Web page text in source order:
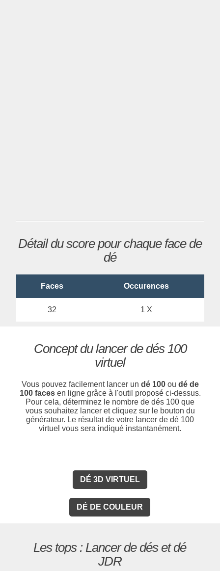
Détail du score pour chaque face de
dé
Faces Occurences
32 1 X
Concept du lancer de dés 100
virtuel
Vous pouvez facilement lancer un dé 100ou dé de
100 facesen ligne grâce à l'outil proposé ci-dessus.
Pour cela, déterminez le nombre de dés 100 que
vous souhaitez lancer et cliquez sur le bouton du
générateur. Le résultat de votre lancer de dé 100
virtuel vous sera indiqué instantanément.
DÉ 3D VIRTUEL
DÉ DE COULEUR
Les tops : Lancer de dés et dé
JDR